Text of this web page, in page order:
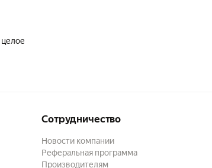
Сотрудничество
Новости компании
Реферальная программа
Производителям